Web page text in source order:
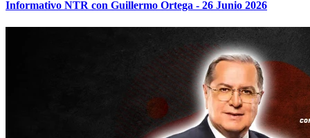
Informativo NTR con Guillermo Ortega - 26 Junio 2026